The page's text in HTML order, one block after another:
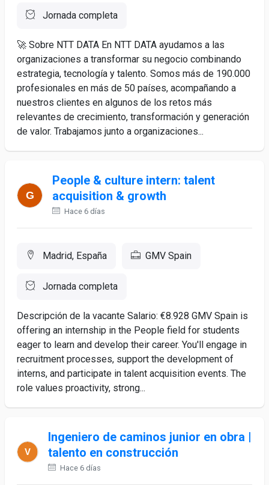
Jornada completa
🚀 Sobre NTT DATA En NTT DATA ayudamos a las
organizaciones a transformar su negocio combinando
estrategia, tecnología y talento. Somos más de 190.000
profesionales en más de 50 países, acompañando a
nuestros clientes en algunos de los retos más
relevantes de crecimiento, transformación y generación
de valor. Trabajamos junto a organizaciones...
People & culture intern: talent
acquisition & growth
Hace 6 días
Madrid, España GMV Spain
Jornada completa
Descripción de la vacante Salario: €8.928 GMV Spain is
offering an internship in the People field for students
eager to learn and develop their career. You'll engage in
recruitment processes, support the development of
interns, and participate in talent acquisition events. The
role values proactivity, strong...
Ingeniero de caminos junior en obra |
talento en construcción
Hace 6 días